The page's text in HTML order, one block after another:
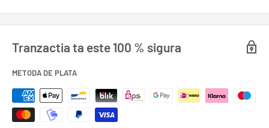
Tranzactia ta este 100 % sigura
METODA DE PLATA